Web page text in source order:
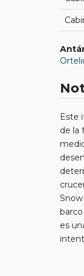
Este
de la
es
en